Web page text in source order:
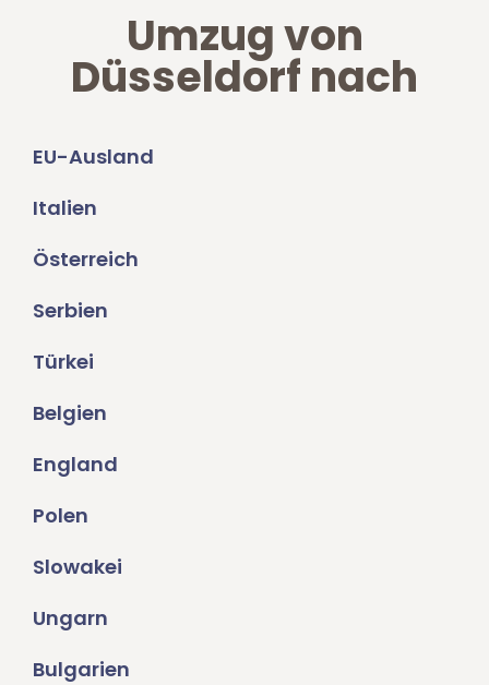
Umzug von
Düsseldorf nach
EU-Ausland
Italien
Österreich
Serbien
Türkei
Belgien
England
Polen
Slowakei
Ungarn
Bulgarien